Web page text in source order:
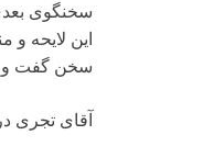
سخنگوی
این لایحه
سخن گفت و
آقای تجری